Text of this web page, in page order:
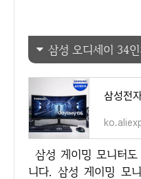
삼성 오디세이 34
삼성 게이밍 모니터도 유저들 사이에서 평판이 좋습
니다. 삼성 게이밍 모